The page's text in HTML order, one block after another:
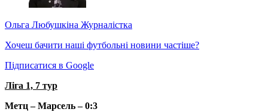
Ольга Любушкіна Журналістка
Хочеш бачити наші футбольні новини частіше?
Підписатися в Google
Ліга 1, 7 тур
Метц – Марсель – 0:3